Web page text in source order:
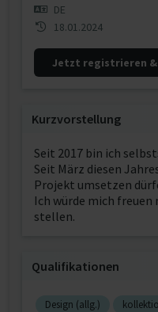
DE
18.01.2024
Jetzt registrieren
Kurzvorstellung
Seit 2017 bin ich
Seit März diesen
Projekt umsetzen
Ich würde mich
stellen.
Qualifikationen
Design (allg.)